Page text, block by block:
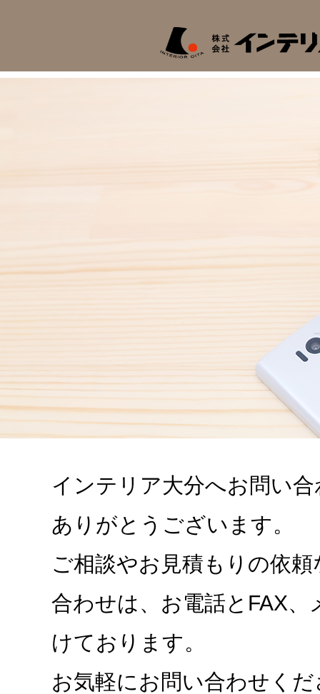
採用情報
お問い合
インテリア大分へお問い
ありがとうございます。
ご相談やお見積もりの依
合わせは、お電話とFAX、
けております。
お気軽にお問い合わせく